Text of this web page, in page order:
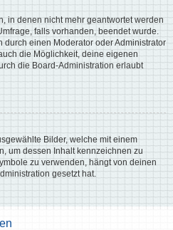
in denen nicht mehr geantwortet werden
falls vorhanden, beendet wurde.
einen Moderator oder Administrator
die Möglichkeit, deine eigenen
die Board-Administration erlaubt
Bilder, welche mit einem
um dessen Inhalt kennzeichnen zu
zu verwenden, hängt von deinen
gesetzt hat.